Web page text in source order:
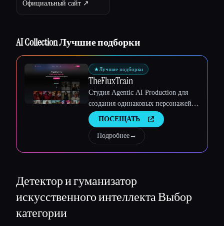
Официальный сайт ↗︎
AI Collection Лучшие подборки
★Лучшие подборки
TheFluxTrain
Студия Agentic AI Production для
создания одинаковых персонажей,
рабочих процессов и видео
ПОСЕЩАТЬ
Подробнее→
Детектор и гуманизатор
искусственного интеллектаВыбор
категории